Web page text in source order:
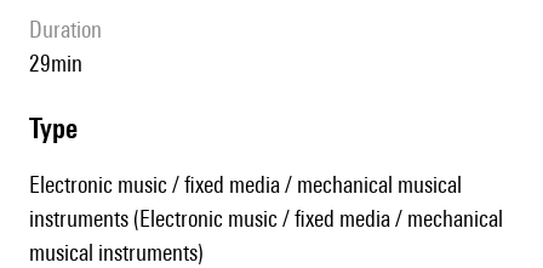
duration
29min
type
Electronic music / fixed media / mechanical musical
instruments (Electronic music / fixed media / mechanical
musical instruments)